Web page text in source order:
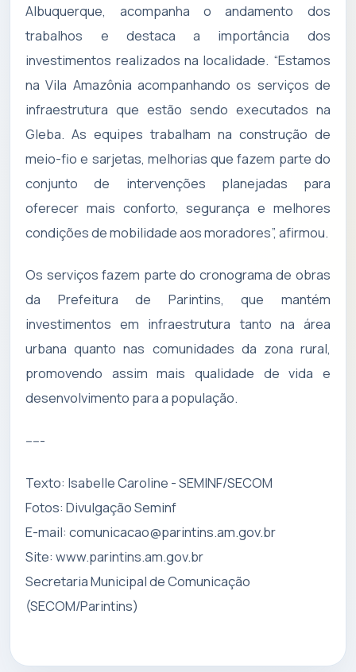
Albuquerque, acompanha o andamento dos
trabalhos e destaca a importância dos
investimentos realizados na localidade. “Estamos
na Vila Amazônia acompanhando os serviços de
infraestrutura que estão sendo executados na
Gleba. As equipes trabalham na construção de
meio-fio e sarjetas, melhorias que fazem parte do
conjunto de intervenções planejadas para
oferecer mais conforto, segurança e melhores
condições de mobilidade aos moradores”, afirmou.
Os serviços fazem parte do cronograma de obras
da Prefeitura de Parintins, que mantém
investimentos em infraestrutura tanto na área
urbana quanto nas comunidades da zona rural,
promovendo assim mais qualidade de vida e
desenvolvimento para a população.
-----
Texto: Isabelle Caroline - SEMINF/SECOM
Fotos: Divulgação Seminf
E-mail:comunicacao@parintins.am.gov.br
Site: www.parintins.am.gov.br
Secretaria Municipal de Comunicação
(SECOM/Parintins)